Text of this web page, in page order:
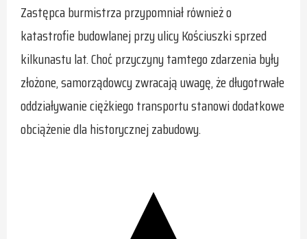
Zastępca burmistrza przypomniał również o
katastrofie budowlanej przy ulicy Kościuszki sprzed
kilkunastu lat. Choć przyczyny tamtego zdarzenia były
złożone, samorządowcy zwracają uwagę, że długotrwałe
oddziaływanie ciężkiego transportu stanowi dodatkowe
obciążenie dla historycznej zabudowy.